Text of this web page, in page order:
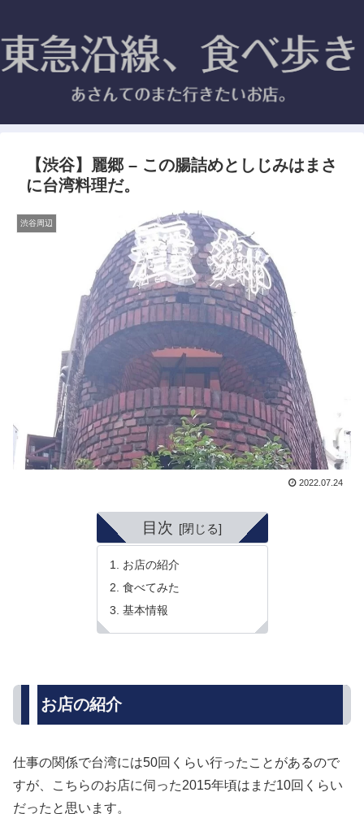
【渋谷】麗郷 – この腸詰めとしじみはまさ
に台湾料理だ。
渋谷周辺
2022.07.24
目次
お店の紹介
食べてみた
基本情報
お店の紹介
仕事の関係で台湾には50回くらい行ったことがあるので
すが、こちらのお店に伺った2015年頃はまだ10回くらい
だったと思います。